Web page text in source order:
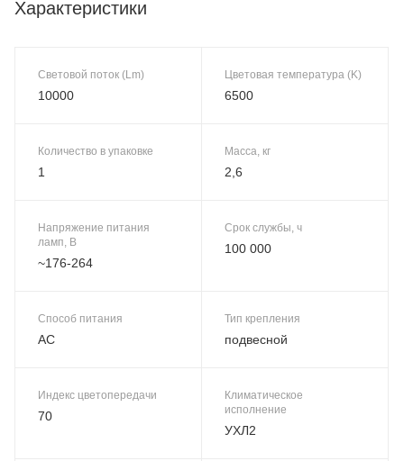
Характеристики
Световой поток (Lm)
10000
Цветовая температура (K)
6500
Количество в упаковке
1
Масса, кг
2,6
Напряжение питания
ламп, В
~176-264
Срок службы, ч
100 000
Способ питания
AC
Тип крепления
подвесной
Индекс цветопередачи
70
Климатическое
исполнение
УХЛ2